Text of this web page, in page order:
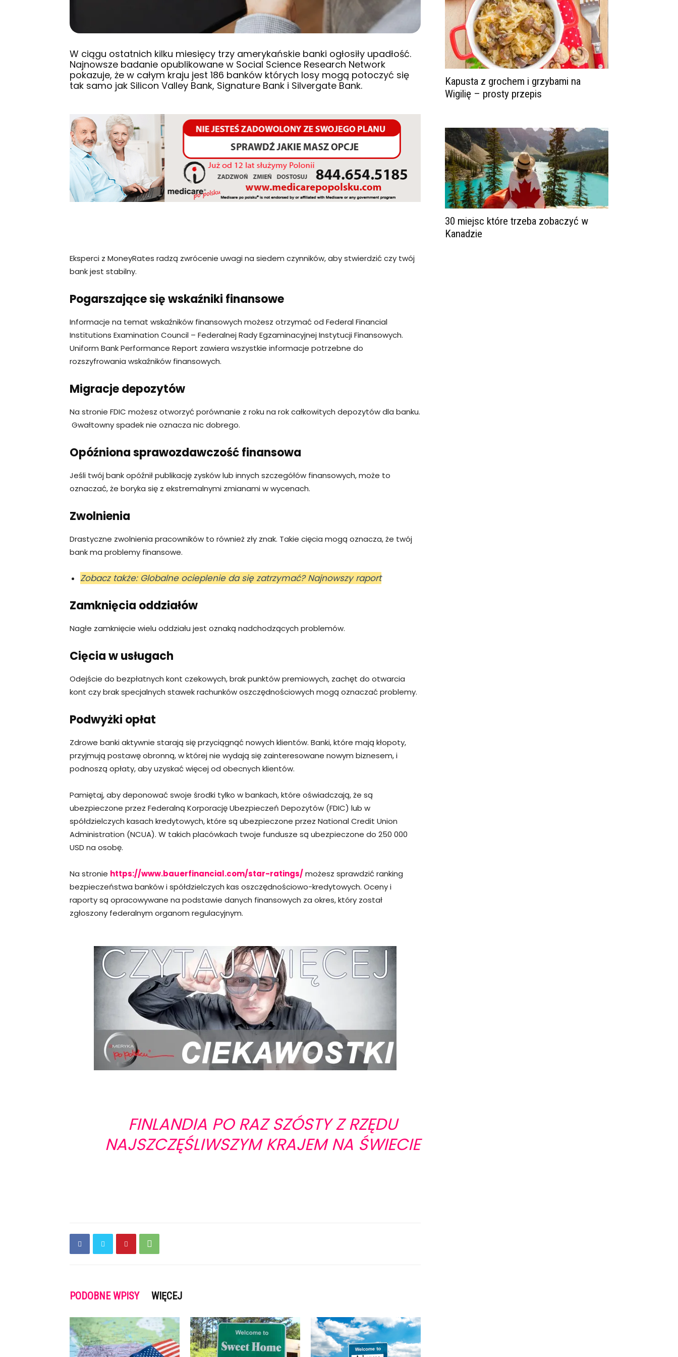
W ciągu ostatnich kilku miesięcy trzy amerykańskie banki ogłosiły upadłość.
Najnowsze badanie opublikowane w Social Science Research Network
pokazuje, że w całym kraju jest 186 banków których losy mogą potoczyć się
tak samo jak Silicon Valley Bank, Signature Bank i Silvergate Bank.
Eksperci z MoneyRates radzą zwrócenie uwagi na siedem czynników, aby stwierdzić czy twój
bank jest stabilny.
Pogarszające się wskaźniki finansowe
Informacje na temat wskaźników finansowych możesz otrzymać od Federal Financial
Institutions Examination Council – Federalnej Rady Egzaminacyjnej Instytucji Finansowych.
Uniform Bank Performance Report zawiera wszystkie informacje potrzebne do
rozszyfrowania wskaźników finansowych.
Migracje depozytów
Na stronie FDIC możesz otworzyć porównanie z roku na rok całkowitych depozytów dla banku.
Gwałtowny spadek nie oznacza nic dobrego.
Opóźniona sprawozdawczość finansowa
Jeśli twój bank opóźnił publikację zysków lub innych szczegółów finansowych, może to
oznaczać, że boryka się z ekstremalnymi zmianami w wycenach.
Zwolnienia
Drastyczne zwolnienia pracowników to również zły znak. Takie cięcia mogą oznacza, że twój
bank ma problemy finansowe.
Zobacz także: Globalne ocieplenie da się zatrzymać? Najnowszy raport
Zamknięcia oddziałów
Nagłe zamknięcie wielu oddziału jest oznaką nadchodzących problemów.
Cięcia w usługach
Odejście do bezpłatnych kont czekowych, brak punktów premiowych, zachęt do otwarcia
kont czy brak specjalnych stawek rachunków oszczędnościowych mogą oznaczać problemy.
Podwyżki opłat
Zdrowe banki aktywnie starają się przyciągnąć nowych klientów. Banki, które mają kłopoty,
przyjmują postawę obronną, w której nie wydają się zainteresowane nowym biznesem, i
podnoszą opłaty, aby uzyskać więcej od obecnych klientów.
Pamiętaj, aby deponować swoje środki tylko w bankach, które oświadczają, że są
ubezpieczone przez Federalną Korporację Ubezpieczeń Depozytów (FDIC) lub w
spółdzielczych kasach kredytowych, które są ubezpieczone przez National Credit Union
Administration (NCUA). W takich placówkach twoje fundusze są ubezpieczone do 250 000
USD na osobę.
Na stronie https://www.bauerfinancial.com/star-ratings/ możesz sprawdzić ranking
bezpieczeństwa banków i spółdzielczych kas oszczędnościowo-kredytowych. Oceny i
raporty są opracowywane na podstawie danych finansowych za okres, który został
zgłoszony federalnym organom regulacyjnym.
FINLANDIA PO RAZ SZÓSTY Z RZĘDU
NAJSZCZĘŚLIWSZYM KRAJEM NA ŚWIECIE
PODOBNE WPISY WIĘCEJ
Kapusta z grochem i grzybami na
Wigilię – prosty przepis
30 miejsc które trzeba zobaczyć w
Kanadzie